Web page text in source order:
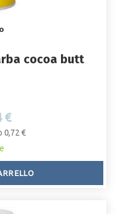
cocoa butt
€
0,72 €